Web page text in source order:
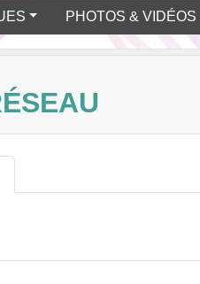
PHOTOS & VIDÉOS